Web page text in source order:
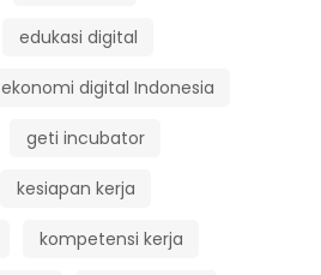
edukasi digital
ekonomi digital Indonesia
geti incubator
kesiapan kerja
kompetensi kerja